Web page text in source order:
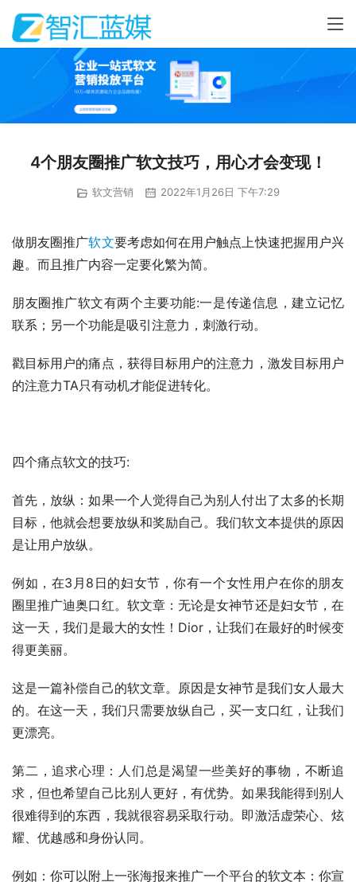
4个朋友圈推广软文技巧，用心才会变现！
软文营销 2022年1月26日 下午7:29
做朋友圈推广软文要考虑如何在用户触点上快速把握用户兴
趣。而且推广内容一定要化繁为简。
朋友圈推广软文有两个主要功能:一是传递信息，建立记忆
联系；另一个功能是吸引注意力，刺激行动。
戳目标用户的痛点，获得目标用户的注意力，激发目标用户
的注意力TA只有动机才能促进转化。
四个痛点软文的技巧:
首先，放纵：如果一个人觉得自己为别人付出了太多的长期
目标，他就会想要放纵和奖励自己。我们软文本提供的原因
是让用户放纵。
例如，在3月8日的妇女节，你有一个女性用户在你的朋友
圈里推广迪奥口红。软文章：无论是女神节还是妇女节，在
这一天，我们是最大的女性！Dior，让我们在最好的时候变
得更美丽。
这是一篇补偿自己的软文章。原因是女神节是我们女人最大
的。在这一天，我们只需要放纵自己，买一支口红，让我们
更漂亮。
第二，追求心理：人们总是渴望一些美好的事物，不断追
求，但也希望自己比别人更好，有优势。如果我能得到别人
很难得到的东西，我就很容易采取行动。即激活虚荣心、炫
耀、优越感和身份认同。
例如：你可以附上一张海报来推广一个平台的软文本：你宣